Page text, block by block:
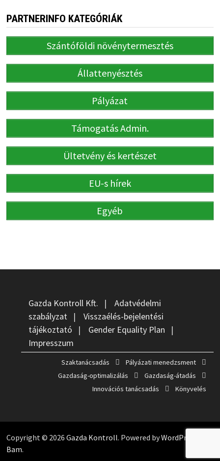
PARTNERINFO KATEGÓRIÁK
Szántóföldi növénytermesztés
Állattenyésztés
Pályázat
Támogatás Admin.
Ültetvény és kertészet
EU-s hírek
Egyéb
Gazda Kontroll Kft. | Adatvédelmi
szabályzat| Visszaélés-bejelentési
tájékoztató | Gender Equality Plan |
Impresszum
Szaktanácsadás
Pályázati menedzsment
Gazdaság-optimalizálás
Gazdaság-átadás
Innovációs tanácsadás
Könyvelés
Copyright © 2026 Gazda Kontroll. Powered byWordPress
Bam.